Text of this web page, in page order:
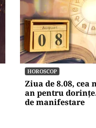
HOROSCOP
Ziua de 8.08,
an pentru
de manifestare